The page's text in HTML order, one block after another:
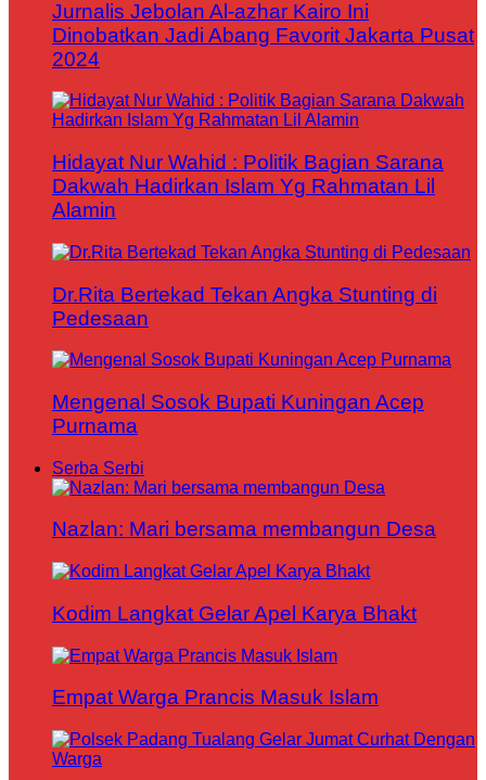
Jurnalis Jebolan Al-azhar Kairo Ini
Dinobatkan Jadi Abang Favorit Jakarta Pusat
2024
Hidayat Nur Wahid : Politik Bagian Sarana
Dakwah Hadirkan Islam Yg Rahmatan Lil
Alamin
Dr.Rita Bertekad Tekan Angka Stunting di
Pedesaan
Mengenal Sosok Bupati Kuningan Acep
Purnama
Serba Serbi
Nazlan: Mari bersama membangun Desa
Kodim Langkat Gelar Apel Karya Bhakt
Empat Warga Prancis Masuk Islam